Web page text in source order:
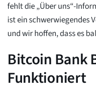
fehlt die „Über uns“-
ist ein schwerwiegendes
und wir hoffen, dass es
Bitcoin Bank
Funktioniert